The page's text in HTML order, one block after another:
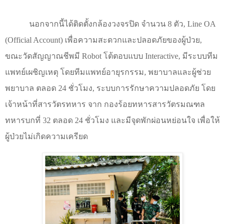
นอกจากนี้ได้ติดตั้งกล้องวงจรปิด จำนวน 8 ตัว, Line OA
(Official Account) เพื่อความสะดวกและปลอดภัยของผู้ป่วย,
ขณะวัดสัญญาณชีพมี Robot โต้ตอบแบบ Interactive, มีระบบทีม
แพทย์เผชิญเหตุ โดยทีมแพทย์อายุรกรรม, พยาบาลและผู้ช่วย
พยาบาล ตลอด 24 ชั่วโมง, ระบบการรักษาความปลอดภัย โดย
เจ้าหน้าที่สารวัตรทหาร จาก กองร้อยทหารสารวัตรมณฑล
ทหารบกที่ 32 ตลอด 24 ชั่วโมง และมีจุดพักผ่อนหย่อนใจ เพื่อให้
ผู้ป่วยไม่เกิดความเครียด